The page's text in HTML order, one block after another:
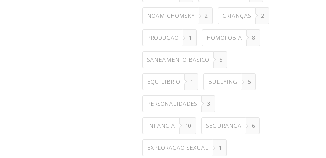
NOAM CHOMSKY 2 CRIANÇAS 2
PRODUÇÃO 1 HOMOFOBIA 8
SANEAMENTO BÁSICO 5
EQUILÍBRIO 1 BULLYING 5
PERSONALIDADES 3
INFANCIA 10 SEGURANÇA 6
EXPLORAÇÃO SEXUAL 1